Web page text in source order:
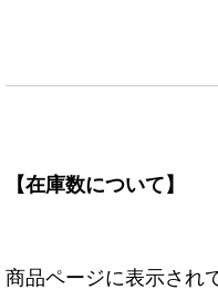
【在庫数について】
商品ページに表示され